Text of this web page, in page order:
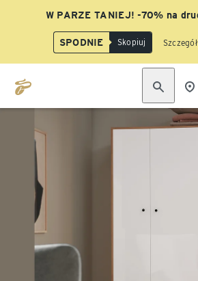
W PARZE TANIEJ! -70% na
SPODNIE Skopiuj